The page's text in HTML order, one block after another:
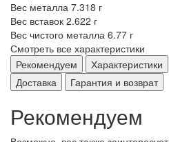
Вес металла 7.318 г
Вес вставок 2.622 г
Вес чистого металла 6.77 г
Смотреть все характеристики
Рекомендуем
Характеристики
Доставка
Гарантия и возврат
Рекомендуем